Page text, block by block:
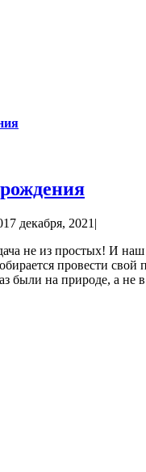
17 декабря, 2021 |
не из простых! И
провести свой
были на природе, а не